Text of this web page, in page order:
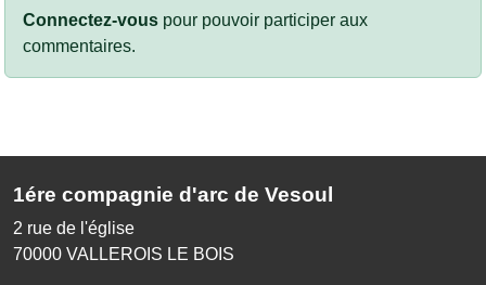
Connectez-vous pour pouvoir participer aux
commentaires.
1ére compagnie d'arc de Vesoul
2 rue de l'église
70000 VALLEROIS LE BOIS